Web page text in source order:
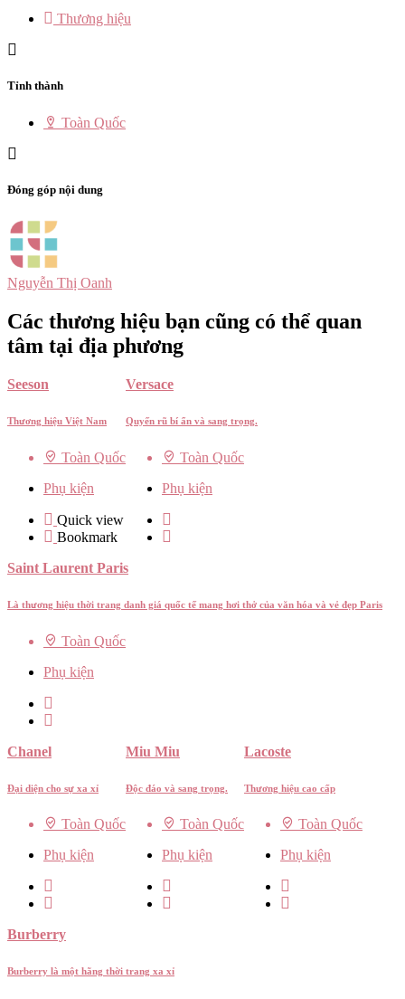
Thương hiệu
Tỉnh thành
Toàn Quốc
Đóng góp nội dung
Nguyễn Thị Oanh
Các thương hiệu bạn cũng có thể quan
tâm tại địa phương
Seeson
Thương hiệu Việt Nam
Toàn Quốc
Phụ kiện
Quick view
Bookmark
Versace
Quyến rũ bí ẩn và sang trọng.
Toàn Quốc
Phụ kiện
Saint Laurent Paris
Là thương hiệu thời trang danh giá quốc tế mang hơi thở của văn hóa và vẻ đẹp Paris
Toàn Quốc
Phụ kiện
Chanel
Đại diện cho sự xa xỉ
Toàn Quốc
Phụ kiện
Miu Miu
Độc đáo và sang trọng.
Toàn Quốc
Phụ kiện
Burberry
Burberry là một hãng thời trang xa xỉ
Lacoste
Thương hiệu cao cấp
Toàn Quốc
Phụ kiện